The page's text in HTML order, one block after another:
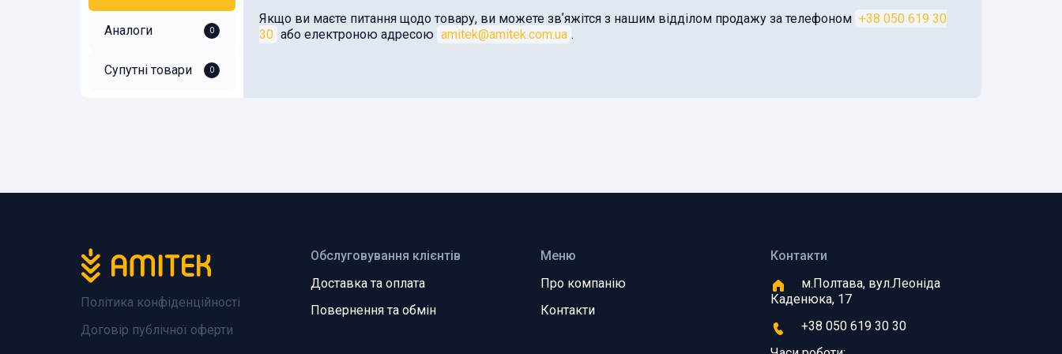
Аналоги 0
Супутні товари 0
Якщо ви маєте питання щодо товару, ви можете звʼяжітся з нашим відділом продажу за телефоном +38 050 619 30
30 або електроною адресою amitek@amitek.com.ua .
Політика конфіденційності
Договір публічної оферти
Обслуговування клієнтів
Доставка та оплата
Повернення та обмін
Меню
Про компанію
Контакти
Контакти
м.Полтава, вул.Леоніда
Каденюка, 17
+38 050 619 30 30